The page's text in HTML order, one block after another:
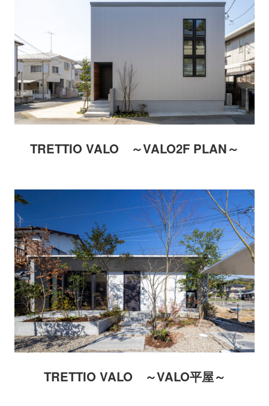
TRETTIO VALO ～VALO2F PLAN～
TRETTIO VALO ～VALO平屋～